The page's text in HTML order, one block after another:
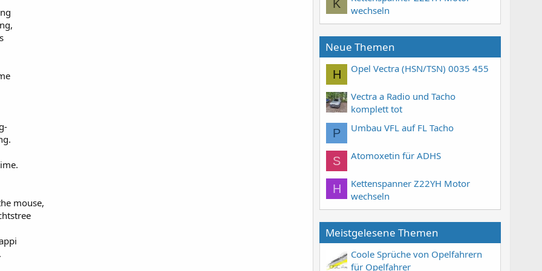
mouse,
K
wechseln
Neue Themen
H Opel Vectra (HSN/TSN) 0035 455
Vectra a Radio und Tacho
komplett tot
P Umbau VFL auf FL Tacho
S Atomoxetin für ADHS
H
Kettenspanner Z22YH Motor
wechseln
Meistgelesene Themen
Coole Sprüche von Opelfahrern
für Opelfahrer